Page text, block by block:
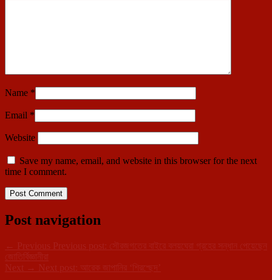
Name *
Email *
Website
Save my name, email, and website in this browser for the next
time I comment.
Post navigation
← Previous Previous post:
সৌরজগতের বাইরে বলয়ঘেরা গ্রহের সন্ধান পেয়েছেন
জোতির্বিজ্ঞানীরা
Next → Next post: আরেক জাপানির ‘শিরশ্ছেদ’